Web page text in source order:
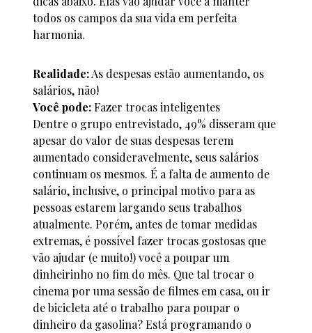
todos os campos da sua vida em perfeita
harmonia.
Realidade:As despesas estão aumentando, os
salários, não!
Você pode:Fazer trocas inteligentes
Dentre o grupo entrevistado, 49% disseram que
apesar do valor de suas despesas terem
aumentado consideravelmente, seus salários
continuam os mesmos. É a falta de aumento de
salário, inclusive, o principal motivo para as
pessoas estarem largando seus trabalhos
atualmente. Porém, antes de tomar medidas
extremas, é possível fazer trocas gostosas que
vão ajudar (e muito!) você a poupar um
dinheirinho no fim do mês. Que tal trocar o
cinema por uma sessão de filmes em casa, ou ir
de bicicleta até o trabalho para poupar o
dinheiro da gasolina? Está programando o